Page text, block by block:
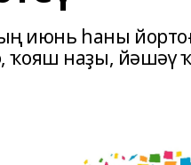
июнь һаны
наҙы, йәшәү